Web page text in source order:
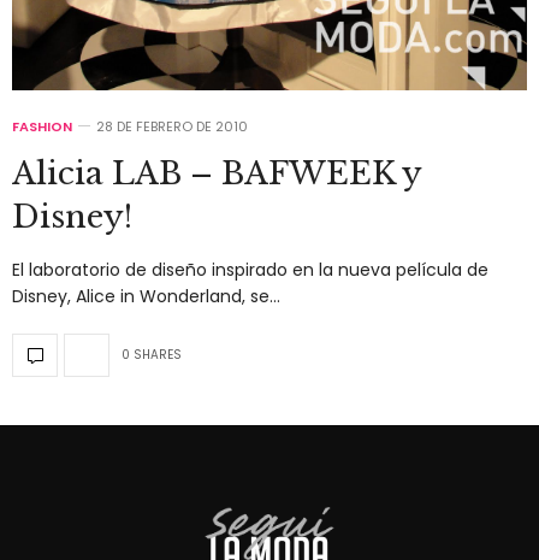
FASHION 28 DE FEBRERO DE 2010
Alicia LAB – BAFWEEK y
Disney!
El laboratorio de diseño inspirado en la nueva película de
Disney, Alice in Wonderland, se…
0 SHARES